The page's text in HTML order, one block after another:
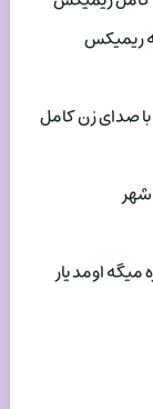
ریمیکس
صدای زن کامل
میگه اومد یار